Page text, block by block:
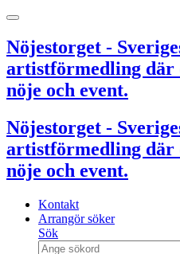
Nöjestorget -
artistförmedling
nöje och event.
Nöjestorget -
artistförmedling
nöje och event.
Kontakt
Arrangör söker
Sök